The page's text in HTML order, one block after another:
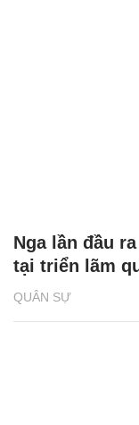
QUÂN SỰ
Nga lần đầu
tại triển lãm